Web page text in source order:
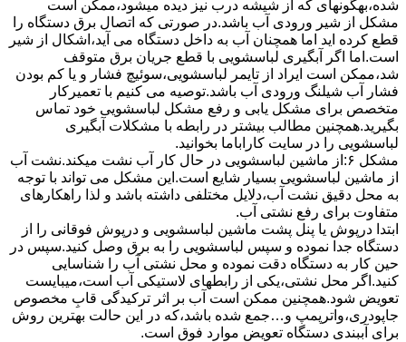
ﺷﺪه،بهگونهای ﮐﻪ از ﺷﯿﺸﻪ درب ﻧﯿﺰ دﯾﺪه میشود،ممکن است
مشکل از شیر ورودی آب باشد.در صورتی که اتصال برق دستگاه را
قطع کرده اید اما همچنان آب به داخل دستگاه می آید،اشکال از شیر
است.اما اگر آبگیری لباسشویی با قطع جریان برق متوقف
شد،ممکن است ایراد از تایمر لباسشویی،سوئیچ فشار و یا کم بودن
فشار آب شیلنگ ورودی آب باشد.توصیه می کنیم با تعمیرکار
متخصص برای مشکل یابی و رفع مشکل لباسشویی خود تماس
بگیرید.همچنین مطالب بیشتر در رابطه با مشکلات آبگیری
لباسشویی را در سایت کاراباما بخوانید.
مشکل ۶:از ﻣﺎﺷﯿﻦ لباسشویی در ﺣﺎل ﮐﺎر آب ﻧﺸﺖ میکند.نشت آب
از ماشین لباسشویی بسیار شایع است.این مشکل می تواند با توجه
به محل دقیق نشت آب،دلایل مختلفی داشته باشد و لذا راهکارهای
متفاوت برای رفع نشتی آب.
ابتدا درپوش یا پنل ﭘﺸﺖ ﻣﺎﺷﯿﻦ لباسشویی و درپوش ﻓﻮﻗﺎﻧﯽ را از
دستگاه ﺟﺪا ﻧﻤﻮده و ﺳﭙﺲ لباسشویی را ﺑﻪ ﺑﺮق وصل ﮐﻨﯿﺪ.سپس در
حین کار به دستگاه دقت نموده و ﻣﺤﻞ نشتی آب را ﺷﻨﺎﺳﺎﯾﯽ
کنید.اﮔﺮ ﻣﺤﻞ نشتی،ﯾﮑﯽ از رابطهای ﻻﺳﺘﯿﮑﯽ آب اﺳﺖ،میبایست
ﺗﻌﻮﯾﺾ شود.همچنین ﻣﻤﮑﻦ اﺳﺖ آب بر اثر ﺗﺮﮐﯿﺪﮔﯽ قابِ ﻣﺨﺼﻮص
ﺟﺎﭘﻮدری،واترپمپ و…جمع شده ﺑﺎﺷﺪ،ﮐﻪ در این حالت بهترین روش
برای آببندی دستگاه ﺗﻌﻮﯾﺾ ﻣﻮارد ﻓﻮق اﺳﺖ.